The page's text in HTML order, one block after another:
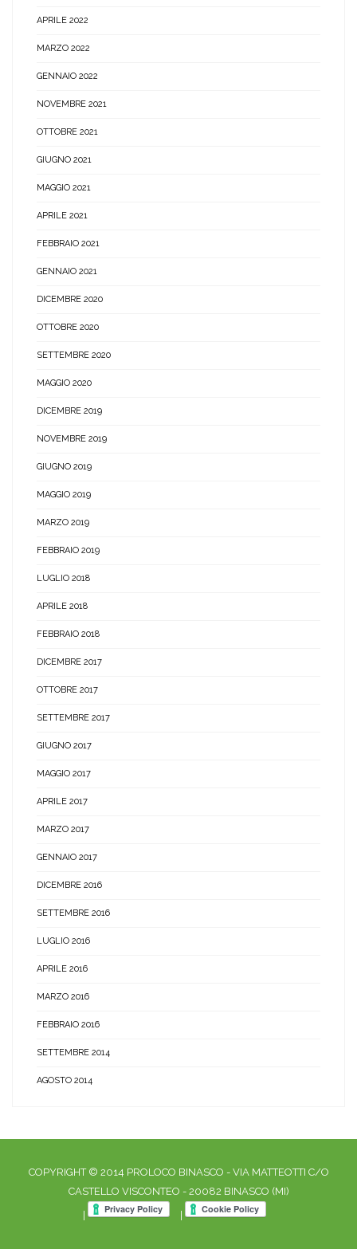
APRILE 2022
MARZO 2022
GENNAIO 2022
NOVEMBRE 2021
OTTOBRE 2021
GIUGNO 2021
MAGGIO 2021
APRILE 2021
FEBBRAIO 2021
GENNAIO 2021
DICEMBRE 2020
OTTOBRE 2020
SETTEMBRE 2020
MAGGIO 2020
DICEMBRE 2019
NOVEMBRE 2019
GIUGNO 2019
MAGGIO 2019
MARZO 2019
FEBBRAIO 2019
LUGLIO 2018
APRILE 2018
FEBBRAIO 2018
DICEMBRE 2017
OTTOBRE 2017
SETTEMBRE 2017
GIUGNO 2017
MAGGIO 2017
APRILE 2017
MARZO 2017
GENNAIO 2017
DICEMBRE 2016
SETTEMBRE 2016
LUGLIO 2016
APRILE 2016
MARZO 2016
FEBBRAIO 2016
SETTEMBRE 2014
AGOSTO 2014
COPYRIGHT © 2014 PROLOCO BINASCO - VIA MATTEOTTI C/O
CASTELLO VISCONTEO - 20082 BINASCO (MI)